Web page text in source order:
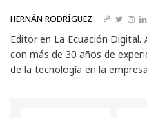
HERNÁN RODRÍGUEZ
Editor en La Ecuación
con más de 30 años de
de la tecnología en la